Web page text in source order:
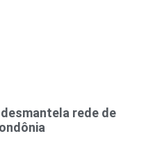
rede de